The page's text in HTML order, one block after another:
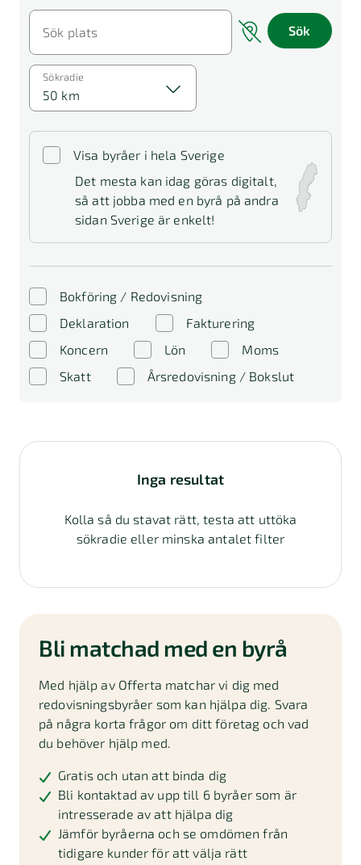
Sök plats Sök
Visa byråer i hela Sverige
Det mesta kan idag göras digitalt,
så att jobba med en byrå på andra
sidan Sverige är enkelt!
Sökradie
50 km
Bokföring / Redovisning
Deklaration
Fakturering
Koncern
Lön
Moms
Skatt
Årsredovisning / Bokslut
Inga resultat
Kolla så du stavat rätt, testa att uttöka
sökradie eller minska antalet filter
Bli matchad med en byrå
Med hjälp av Offerta matchar vi dig med
redovisningsbyråer som kan hjälpa dig. Svara
på några korta frågor om ditt företag och vad
du behöver hjälp med.
Gratis och utan att binda dig
Bli kontaktad av upp till 6 byråer som är
intresserade av att hjälpa dig
Jämför byråerna och se omdömen från
tidigare kunder för att välja rätt